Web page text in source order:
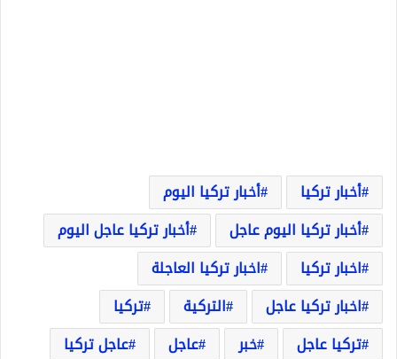
أخبار تركيا
أخبار تركيا اليوم
أخبار تركيا اليوم عاجل
أخبار تركيا عاجل اليوم
اخبار تركيا
اخبار تركيا العاجلة
اخبار تركيا عاجل
التركية
تركيا
تركيا عاجل
خبر عاجل عاجل تركيا